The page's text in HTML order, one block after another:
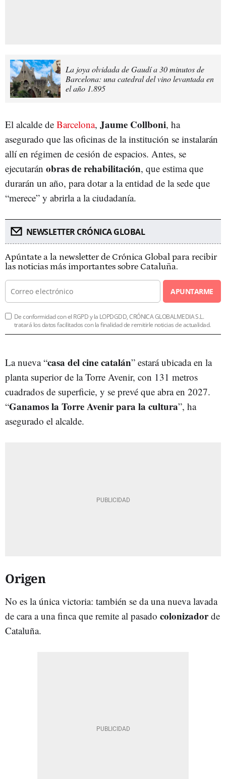
La joya olvidada de Gaudí a 30 minutos de
Barcelona: una catedral del vino levantada en
el año 1.895
El alcalde de Barcelona, Jaume Collboni, ha
asegurado que las oficinas de la institución se instalarán
allí en régimen de cesión de espacios. Antes, se
ejecutarán obras de rehabilitación, que estima que
durarán un año, para dotar a la entidad de la sede que
“merece” y abrirla a la ciudadanía.
NEWSLETTER CRÓNICA GLOBAL
Apúntate a la newsletter de Crónica Global para recibir
las noticias más importantes sobre Cataluña.
APUNTARME
De conformidad con el RGPD y la LOPDGDD, CRÓNICA GLOBALMEDIA S.L.
tratará los datos facilitados con la finalidad de remitirle noticias de actualidad.
La nueva “casa del cine catalán” estará ubicada en la
planta superior de la Torre Avenir, con 131 metros
cuadrados de superficie, y se prevé que abra en 2027.
“Ganamos la Torre Avenir para la cultura”, ha
asegurado el alcalde.
Origen
No es la única victoria: también se da una nueva lavada
de cara a una finca que remite al pasado colonizadorde
Cataluña.